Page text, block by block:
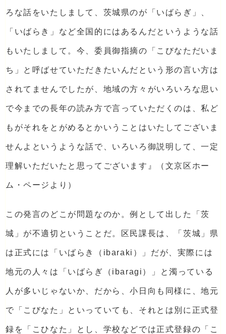
ろな話をいたしまして、茨城県のが「いばらぎ」、
「いばらき」など全国的にはあるんだというような話
もいたしまして。今、委員御指摘の「こびなただいま
ち」と呼ばせていただきたいんだという形の言い方は
されてませんでしたが、地域の方々がいろいろな思い
で今までの長年の読み方で言っていただくのは、私ど
もがそれをとがめるとかいうことはいたしてございま
せんよというような話で、いろいろ御説明して、一定
理解いただいたと思ってございます』（文京区ホー
ム・ページより）
この発言のどこが問題なのか。例として出した「茨
城」が不適切ということだ。区民課長は、「茨城」県
は正式には「いばらき（ibaraki）」だが、実際には
地元の人々は「いばらぎ（ibaragi）」と濁っている
人が多いじゃないか、だから、小日向も同様に、地元
で「こびなた」といっていても、それとは別に正式登
録を「こひなた」とし、学校などでは正式登録の「こ